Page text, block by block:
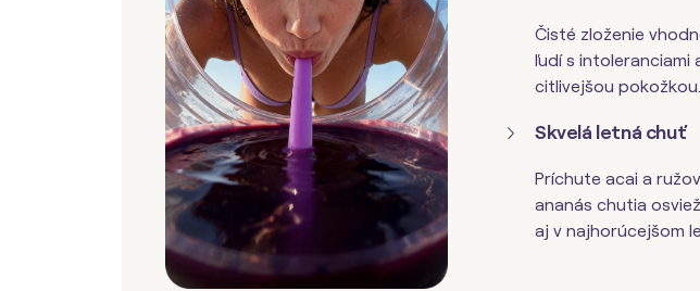
Čisté zloženie
ľudí s intoleranciami
citlivejšou pokožkou.
Skvelá letná chuť
Príchute acai a
ananás chutia
aj v najhorúcejšom